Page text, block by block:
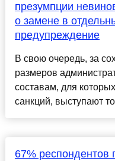
презумпции
о замене в
предупреждение
В свою очередь, за
размеров
составам, для
санкций, выступают
67%